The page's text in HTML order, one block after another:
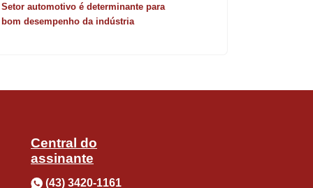
concluída. Alguns empreendedores
Estado, com apoio de deputados
Setor automotivo é determinante para
bom desempenho da indústria
Central do
assinante
(43) 3420-1161